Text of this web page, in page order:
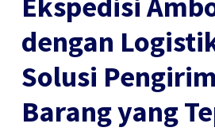
dengan
Solusi
Barang yang